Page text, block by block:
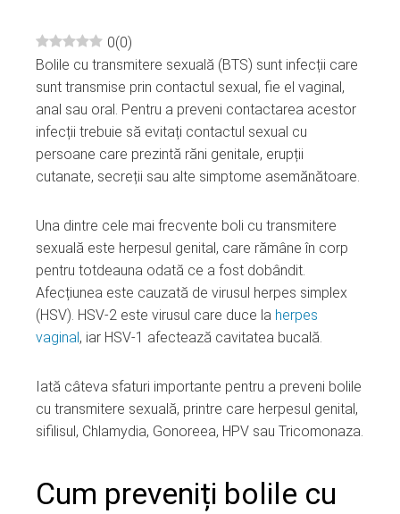
0(0)
Bolile cu transmitere sexuală (BTS) sunt infecții care
sunt transmise prin contactul sexual, fie el vaginal,
anal sau oral. Pentru a preveni contactarea acestor
infecții trebuie să evitați contactul sexual cu
persoane care prezintă răni genitale, erupții
cutanate, secreții sau alte simptome asemănătoare.
Una dintre cele mai frecvente boli cu transmitere
sexuală este herpesul genital, care rămâne în corp
pentru totdeauna odată ce a fost dobândit.
Afecțiunea este cauzată de virusul herpes simplex
(HSV). HSV-2 este virusul care duce la herpes
vaginal, iar HSV-1 afectează cavitatea bucală.
Iată câteva sfaturi importante pentru a preveni bolile
cu transmitere sexuală, printre care herpesul genital,
sifilisul, Chlamydia, Gonoreea, HPV sau Tricomonaza.
Cum preveniți bolile cu